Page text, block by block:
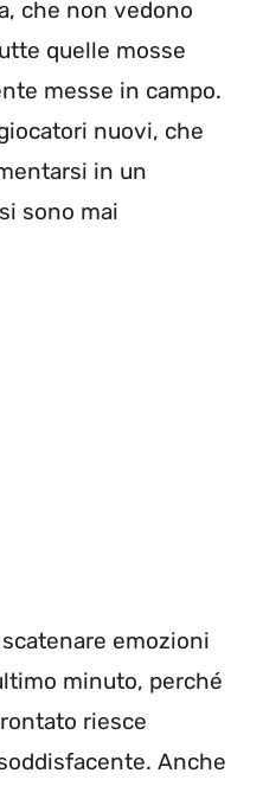
che non vedono
quelle mosse
messe in campo.
nuovi, che
in un
sono mai
scatenare emozioni
minuto, perché
riesce
Anche